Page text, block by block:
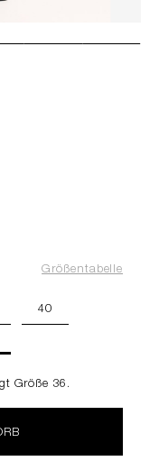
Größentabelle
40
Größe 36.